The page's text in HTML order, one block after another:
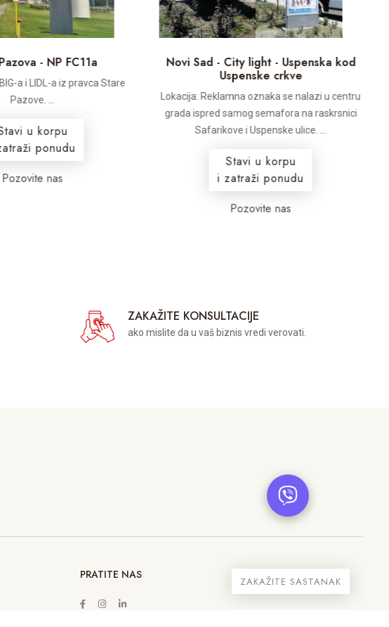
- NP FC11a
a i LIDL-a iz pravca Stare
Pazove. ...
u korpu
ponudu
Pozovite nas
Novi Sad - City light - Uspenska kod
Uspenske crkve
Lokacija: Reklamna oznaka se nalazi u centru
grada ispred samog semafora na raskrsnici
Safarikove i Uspenske ulice. ...
Stavi u korpu
i zatraži ponudu
Pozovite nas
ZAKAŽITE KONSULTACIJE
ako mislite da u vaš biznis vredi verovati.
PRATITE NAS
ZAKAŽITE SASTANAK